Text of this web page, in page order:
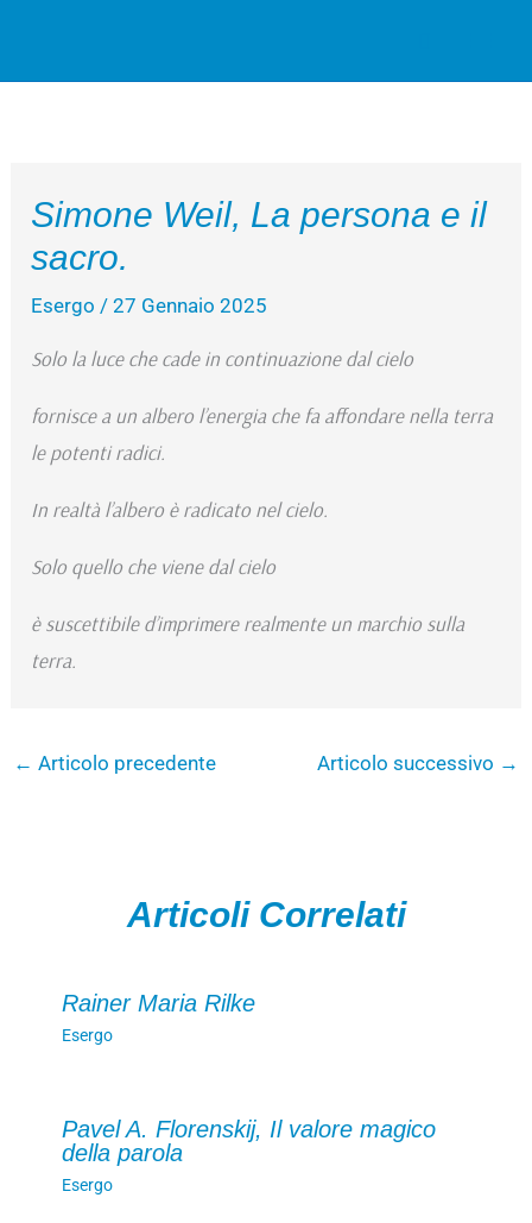
Simone Weil, La persona e il
sacro.
Esergo /27 Gennaio 2025
Solo la luce che cade in continuazione dal cielo
fornisce a un albero l’energia che fa affondare nella terra
le potenti radici.
In realtà l’albero è radicato nel cielo.
Solo quello che viene dal cielo
è suscettibile d’imprimere realmente un marchio sulla
terra.
← Articolo precedente Articolo successivo →
Articoli Correlati
Rainer Maria Rilke
Esergo
Pavel A. Florenskij, Il valore magico
della parola
Esergo